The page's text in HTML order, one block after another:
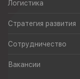
Логистика
Стратегия развития
Сотрудничество
Вакансии